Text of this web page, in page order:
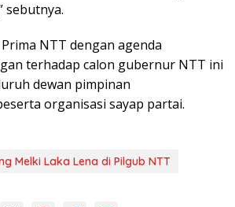
sebutnya.
NTT dengan agenda
terhadap calon gubernur NTT ini
dewan pimpinan
organisasi sayap partai.
Melki Laka Lena di Pilgub NTT